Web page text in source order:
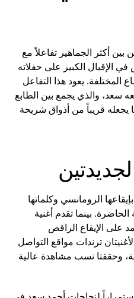
أكثر الجماهير تفاعلاً مع
الإقبال الكبير على حفلاته
المختلفة. يعود هذا التفاعل
سعد، والذي يجمع بين الطابع
يجعله قريباً من أذواق شريحة
بإيقاعها الرومانسي وكلماتها
الحاضرة. بينما تقدم أغنية
على الإيقاع الراقص
ترندات مواقع التواصل
وحققتا نسب مشاهدة عالية